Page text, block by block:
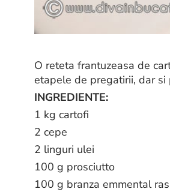
O reteta frantuzeasa de
etapele de pregatirii, dar si
INGREDIENTE:
1 kg cartofi
2 cepe
2 linguri ulei
100 g prosciutto
100 g branza emmental